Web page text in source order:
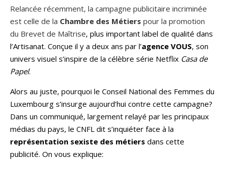
Relancée récemment, la campagne publicitaire incriminée
est celle de la Chambre des Métiers pour la promotion
du Brevet de Maîtrise, plus important label de qualité dans
l’Artisanat. Conçue il y a deux ans par l’agence VOUS, son
univers visuel s’inspire de la célèbre série Netflix Casa de
Papel.
Alors au juste, pourquoi le Conseil National des Femmes du
Luxembourg s’insurge aujourd’hui contre cette campagne?
Dans un communiqué, largement relayé par les principaux
médias du pays, le CNFL dit s’inquiéter face à la
représentation sexiste des métiers dans cette
publicité. On vous explique: